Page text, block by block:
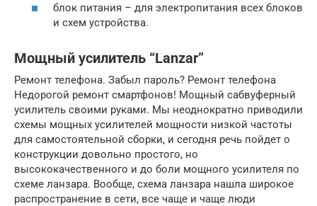
блок питания – для электропитания всех блоков
и схем устройства.
Мощный усилитель “Lanzar”
Ремонт телефона. Забыл пароль? Ремонт телефона
Недорогой ремонт смартфонов! Мощный сабвуферный
усилитель своими руками. Мы неоднократно приводили
схемы мощных усилителей мощности низкой частоты
для самостоятельной сборки, и сегодня речь пойдет о
конструкции довольно простого, но
высококачественного и до боли мощного усилителя по
схеме ланзара. Вообще, схема ланзара нашла широкое
распространение в сети, все чаще и чаще люди